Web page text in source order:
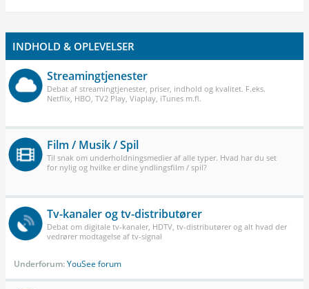
INDHOLD & OPLEVELSER
Streamingtjenester
Debat af streamingtjenester, priser, indhold og kvalitet. F.eks.
Netflix, HBO, TV2 Play, Viaplay, iTunes m.fl.
Film / Musik / Spil
Til snak om underholdningsmedier af alle typer. Hvad har du set
for nylig og hvilke er dine yndlingsfilm / spil?
Tv-kanaler og tv-distributører
Debat om digitale tv-kanaler, HDTV, tv-distributører og alt hvad der
vedrører modtagelse af tv-signal
Underforum:YouSee forum